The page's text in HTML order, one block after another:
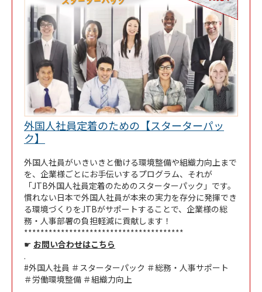
外国人社員定着のための【スターターパッ
ク】
外国人社員がいきいきと働ける環境整備や組織力向上まで
を、企業様ごとにお手伝いするプログラム、それが
「JTB外国人社員定着のためのスターターパック」です。
慣れない日本で外国人社員が本来の実力を存分に発揮でき
る環境づくりをJTBがサポートすることで、企業様の総
務・人事部署の負担軽減に貢献します！
***************************************
☛ お問い合わせはこちら
.
#外国人社員 ＃スターターパック ＃総務・人事サポート
＃労働環境整備 ＃組織力向上